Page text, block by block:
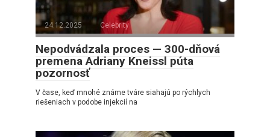
24.12.2025 Celebrity
Nepodvádzala proces — 300-dňová
premena Adriany Kneissl púta
pozornosť
V čase, keď mnohé známe tváre siahajú po rýchlych
riešeniach v podobe injekcií na